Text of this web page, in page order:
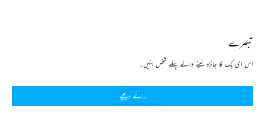
تبصرے
اس ای بک کا جائزہ لینے والے پہلے شخص بنیں۔
رائے دیجیے